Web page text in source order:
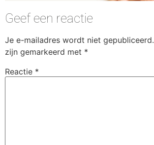
Geef een reactie
Je e-mailadres wordt niet gepubliceerd.
zijn gemarkeerd met *
Reactie *